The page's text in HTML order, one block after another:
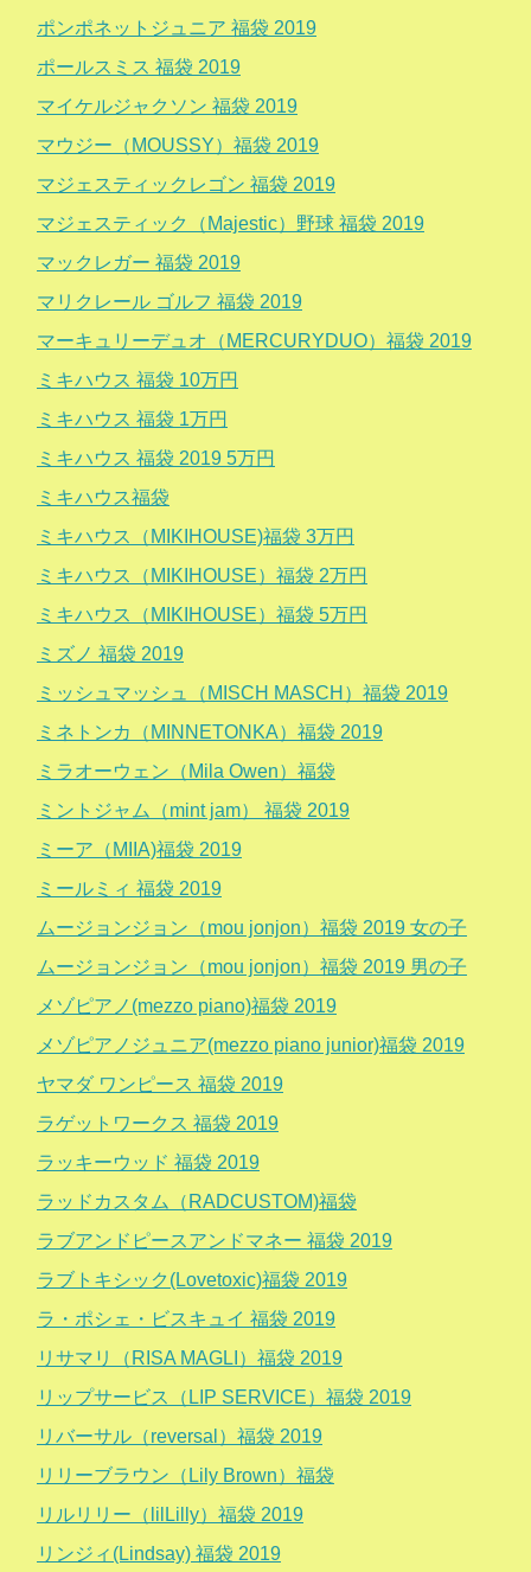
ポンポネットジュニア 福袋 2019
ポールスミス 福袋 2019
マイケルジャクソン 福袋 2019
マウジー（MOUSSY）福袋 2019
マジェスティックレゴン 福袋 2019
マジェスティック（Majestic）野球 福袋 2019
マックレガー 福袋 2019
マリクレール ゴルフ 福袋 2019
マーキュリーデュオ（MERCURYDUO）福袋 2019
ミキハウス 福袋 10万円
ミキハウス 福袋 1万円
ミキハウス 福袋 2019 5万円
ミキハウス福袋
ミキハウス（MIKIHOUSE)福袋 3万円
ミキハウス（MIKIHOUSE）福袋 2万円
ミキハウス（MIKIHOUSE）福袋 5万円
ミズノ 福袋 2019
ミッシュマッシュ（MISCH MASCH）福袋 2019
ミネトンカ（MINNETONKA）福袋 2019
ミラオーウェン（Mila Owen）福袋
ミントジャム（mint jam） 福袋 2019
ミーア（MIIA)福袋 2019
ミールミィ 福袋 2019
ムージョンジョン（mou jonjon）福袋 2019 女の子
ムージョンジョン（mou jonjon）福袋 2019 男の子
メゾピアノ(mezzo piano)福袋 2019
メゾピアノジュニア(mezzo piano junior)福袋 2019
ヤマダ ワンピース 福袋 2019
ラゲットワークス 福袋 2019
ラッキーウッド 福袋 2019
ラッドカスタム（RADCUSTOM)福袋
ラブアンドピースアンドマネー 福袋 2019
ラブトキシック(Lovetoxic)福袋 2019
ラ・ポシェ・ビスキュイ 福袋 2019
リサマリ（RISA MAGLI）福袋 2019
リップサービス（LIP SERVICE）福袋 2019
リバーサル（reversal）福袋 2019
リリーブラウン（Lily Brown）福袋
リルリリー（lilLilly）福袋 2019
リンジィ(Lindsay) 福袋 2019